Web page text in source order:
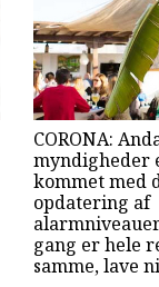
CORONA:
myndigheder
kommet med
opdatering af
gang er hele
samme, lave